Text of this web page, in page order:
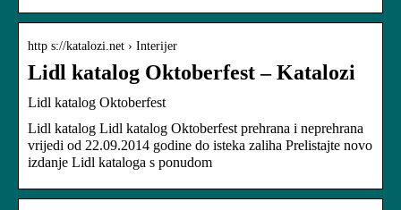
http s://katalozi.net › Interijer
Lidl katalog Oktoberfest – Katalozi
Lidl katalog Oktoberfest
Lidl katalog Lidl katalog Oktoberfest prehrana i neprehrana
vrijedi od 22.09.2014 godine do isteka zaliha Prelistajte novo
izdanje Lidl kataloga s ponudom